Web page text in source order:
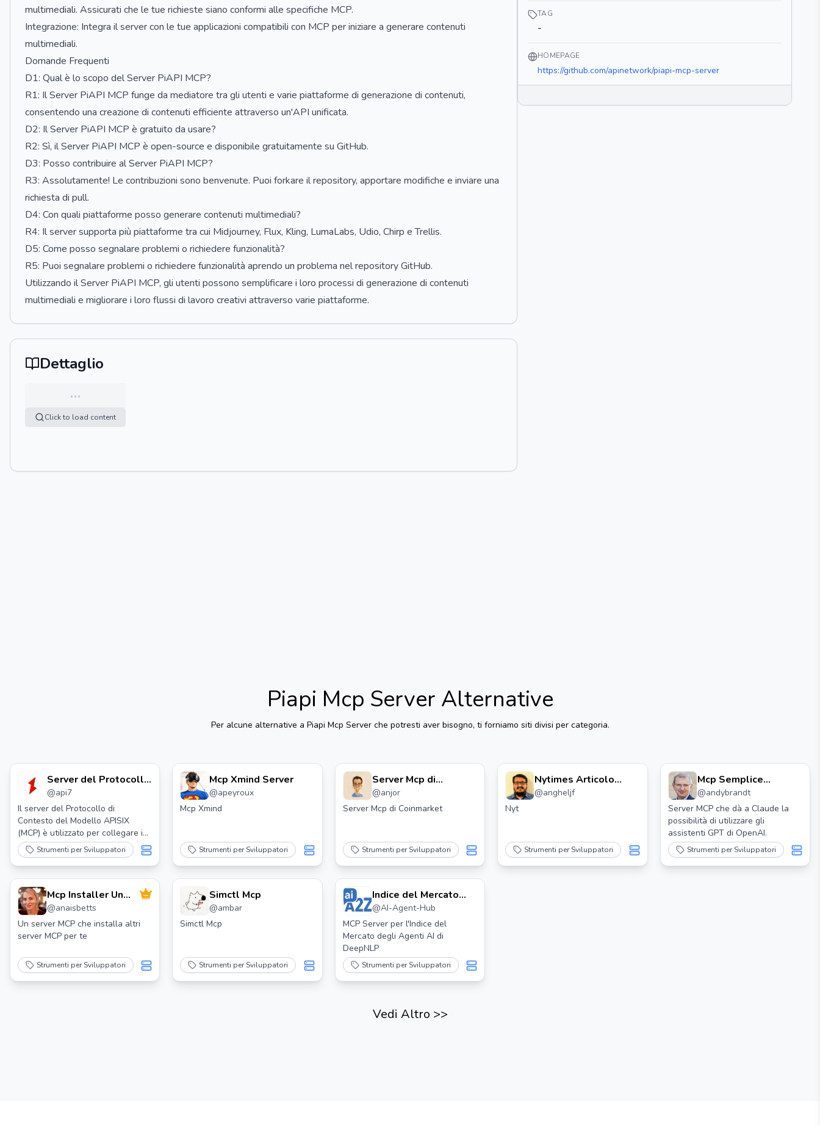
multimediali. Assicurati che le tue richieste siano conformi alle specifiche MCP.
Integrazione: Integra il server con le tue applicazioni compatibili con MCP per iniziare a generare contenuti
multimediali.
Domande Frequenti
D1: Qual è lo scopo del Server PiAPI MCP?
R1: Il Server PiAPI MCP funge da mediatore tra gli utenti e varie piattaforme di generazione di contenuti,
consentendo una creazione di contenuti efficiente attraverso un'API unificata.
D2: Il Server PiAPI MCP è gratuito da usare?
R2: Sì, il Server PiAPI MCP è open-source e disponibile gratuitamente su GitHub.
D3: Posso contribuire al Server PiAPI MCP?
R3: Assolutamente! Le contribuzioni sono benvenute. Puoi forkare il repository, apportare modifiche e inviare una
richiesta di pull.
D4: Con quali piattaforme posso generare contenuti multimediali?
R4: Il server supporta più piattaforme tra cui Midjourney, Flux, Kling, LumaLabs, Udio, Chirp e Trellis.
D5: Come posso segnalare problemi o richiedere funzionalità?
R5: Puoi segnalare problemi o richiedere funzionalità aprendo un problema nel repository GitHub.
Utilizzando il Server PiAPI MCP, gli utenti possono semplificare i loro processi di generazione di contenuti
multimediali e migliorare i loro flussi di lavoro creativi attraverso varie piattaforme.
Dettaglio
…
Click to load content
TAG
-
HOMEPAGE
https://github.com/apinetwork/piapi-mcp-server
Piapi Mcp Server Alternative
Per alcune alternative a Piapi Mcp Serverche potresti aver bisogno, ti forniamo siti divisi per categoria.
Server del Protocollo
di Contesto del
Modello Apisix (mcp)
@api7
Il server del Protocollo di
Contesto del Modello APISIX
(MCP) è utilizzato per collegare i
grandi modelli di linguaggio (LLM)
con l'API di amministrazione di
APISIX.
Strumenti per Sviluppatori
Mcp Xmind Server
@apeyroux
Mcp Xmind
Strumenti per Sviluppatori
Server Mcp di
Coinmarket
@anjor
Server Mcp di Coinmarket
Strumenti per Sviluppatori
Nytimes Articolo
Ricerca Server Mcp
@angheljf
Nyt
Strumenti per Sviluppatori
Mcp Semplice
Assistente Openai
@andybrandt
Server MCP che dà a Claude la
possibilità di utilizzare gli
assistenti GPT di OpenAI.
Strumenti per Sviluppatori
Mcp Installer Un
Server Mcp Per
Installare Server
Mcp
@anaisbetts
Un server MCP che installa altri
server MCP per te
Strumenti per Sviluppatori
Simctl Mcp
@ambar
Simctl Mcp
Strumenti per Sviluppatori
Indice del Mercato
degli Agenti AI
Ricerca Server Mcp
@AI-Agent-Hub
MCP Server per l'Indice del
Mercato degli Agenti AI di
DeepNLP
Strumenti per Sviluppatori
Vedi Altro >>